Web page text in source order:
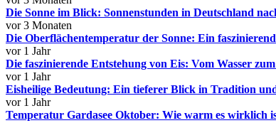
Die Sonne im Blick: Sonnenstunden in Deutschland
vor 3 Monaten
Die Oberflächentemperatur der Sonne: Ein
vor 1 Jahr
Die faszinierende Entstehung von Eis: Vom Wasser
vor 1 Jahr
Eisheilige Bedeutung: Ein tieferer Blick in Tradition
vor 1 Jahr
Temperatur Gardasee Oktober: Wie warm es wirklich